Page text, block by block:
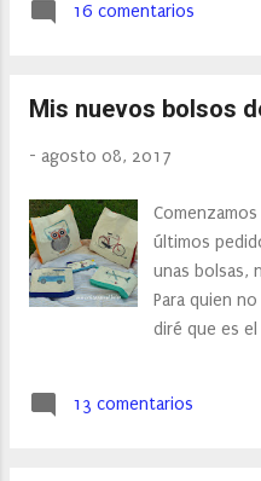
floreado lo
contracturas
ingredientes
16 comentarios
Mis nuevos bolsos
- agosto 08, 2017
últimos
unas bolsas,
Para quien
diré que es el
jabones,
13 comentarios